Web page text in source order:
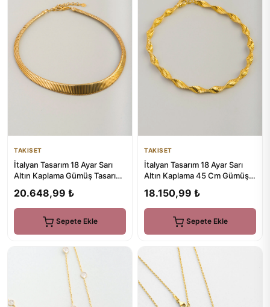
TAKISET
İtalyan Tasarım 18 Ayar Sarı
Altın Kaplama Gümüş Tasarım
20.648,99 ₺
Sepete Ekle
TAKISET
İtalyan Tasarım 18 Ayar Sarı
Altın Kaplama 45 Cm Gümüş
18.150,99 ₺
Sepete Ekle